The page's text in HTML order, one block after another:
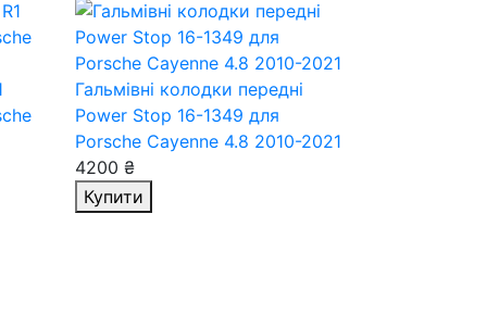
Гальмівні колодки передні
Power Stop 16-1349 для
Porsche Cayenne 4.8 2010-2021
4200 ₴
Купити